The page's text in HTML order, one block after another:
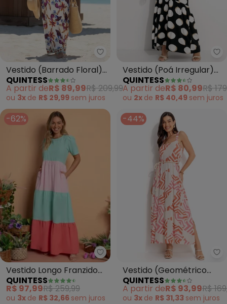
Quintess - Vestido (Barrado
Vestido (Barrado Floral)
em Malha Fria
QUINTESS
A partir deR$ 89,99R$ 209,99
ou 3x de R$ 29,99 sem juros
Vestido (Poá Irregular)
em Malha de Viscose
QUINTESS
A partir deR$ 80,99R$
ou 2x de R$ 40,49 sem juros
-62%
Quintess - Vestido Longo
Vestido Longo Franzido
Tricolor (Turquesa)
QUINTESS
R$ 97,99R$ 259,99
ou 3x de R$ 32,66 sem juros
-44%
Vestido (Geométrico
Bicolor) em Malha de
Viscose
QUINTESS
A partir deR$ 93,99R$
ou 3x de R$ 31,33 sem juros